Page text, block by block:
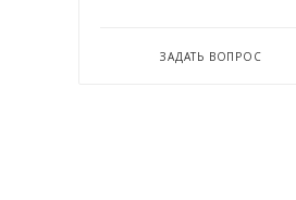
ЗАДАТЬ ВОПРОС